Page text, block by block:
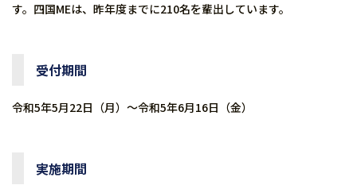
す。四国MEは、昨年度までに210名を輩出しています。
受付期間
令和5年5月22日（月）～令和5年6月16日（金）
実施期間